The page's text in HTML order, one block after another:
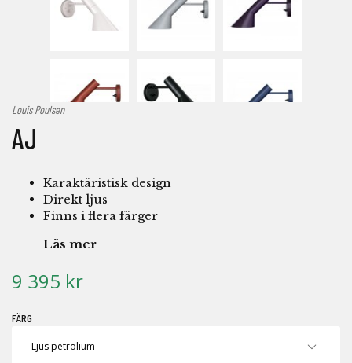
Louis Poulsen
AJ
Karaktäristisk design
Direkt ljus
Finns i flera färger
Läs mer
9 395 kr
FÄRG